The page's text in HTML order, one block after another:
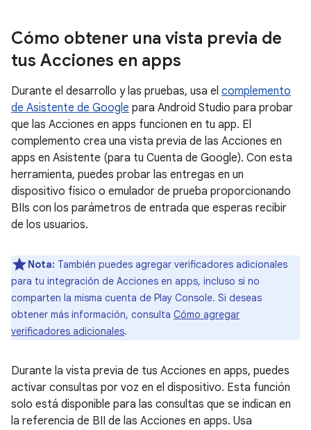
Cómo obtener una vista previa de
tus Acciones en apps
Durante el desarrollo y las pruebas, usa el complemento
de Asistente de Google para Android Studio para probar
que las Acciones en apps funcionen en tu app. El
complemento crea una vista previa de las Acciones en
apps en Asistente (para tu Cuenta de Google). Con esta
herramienta, puedes probar las entregas en un
dispositivo físico o emulador de prueba proporcionando
BIIs con los parámetros de entrada que esperas recibir
de los usuarios.
Nota: También puedes agregar verificadores adicionales
para tu integración de Acciones en apps, incluso si no
comparten la misma cuenta de Play Console. Si deseas
obtener más información, consulta Cómo agregar
verificadores adicionales.
Durante la vista previa de tus Acciones en apps, puedes
activar consultas por voz en el dispositivo. Esta función
solo está disponible para las consultas que se indican en
la referencia de BII de las Acciones en apps. Usa